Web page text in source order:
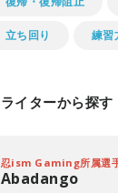
立ち回り 練習
ライターから探す
忍ism Gaming所属選
Abadango